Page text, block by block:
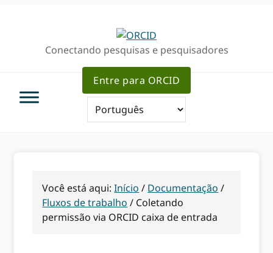
navegaçãoConectando pesquisas e pesquisadores
Entre para ORCID
Você está aqui:Início / Documentação /
Fluxos de trabalho / Coletando
permissão via ORCID caixa de entrada